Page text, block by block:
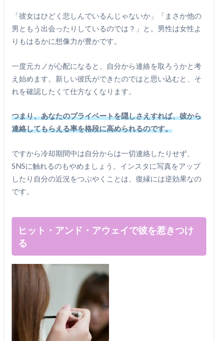
「彼女はひどく悲しんでいるんじゃないか」「まさか他の
男ともう出会ったりしているのでは？」と。男性は女性よ
りもはるかに想像力が豊かです。
一度元カノが心配になると、自分から連絡を取ろうかと考
え始めます。新しい彼氏ができたのではと思い込むと、そ
れを確認したくて仕方なくなります。
つまり、あなたのプライベートを隠しさえすれば、彼から
連絡してもらえる率を格段に高められるのです。
ですから冷却期間中は自分からは一切連絡したりせず、
SNSに触れるのもやめましょう。インスタに写真をアップ
したり自分の近況をつぶやくことは、復縁には逆効果なの
です。
ヒット・アンド・アウェイで彼を惹きつけ
る